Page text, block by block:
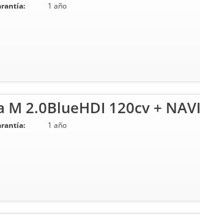
1 año
M 2.0BlueHDI 120cv + NAVI
1 año